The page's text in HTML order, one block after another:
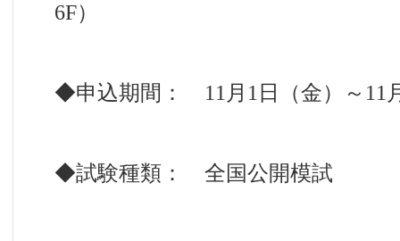
6F）
◆申込期間： 11月1日（金）～11
◆試験種類： 全国公開模試